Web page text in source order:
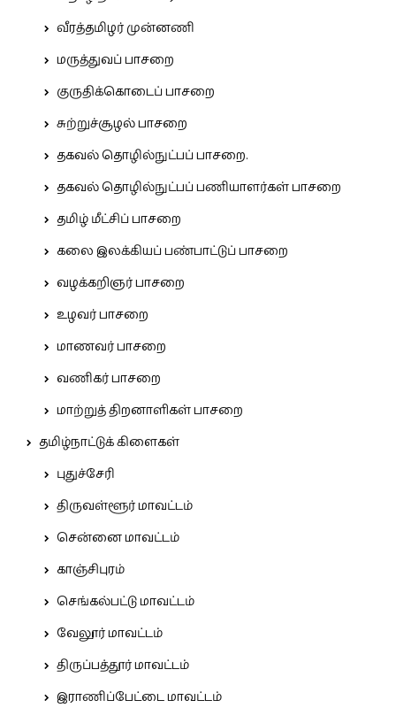
வீரத்தமிழர் முன்னணி
மருத்துவப் பாசறை
குருதிக்கொடைப் பாசறை
சுற்றுச்சூழல் பாசறை
தகவல் தொழில்நுட்பப் பாசறை.
தகவல் தொழில்நுட்பப் பணியாளர்கள் பாசறை
தமிழ் மீட்சிப் பாசறை
கலை இலக்கியப் பண்பாட்டுப் பாசறை
வழக்கறிஞர் பாசறை
உழவர் பாசறை
மாணவர் பாசறை
வணிகர் பாசறை
மாற்றுத் திறனாளிகள் பாசறை
தமிழ்நாட்டுக் கிளைகள்
புதுச்சேரி
திருவள்ளூர் மாவட்டம்
சென்னை மாவட்டம்
காஞ்சிபுரம்
செங்கல்பட்டு மாவட்டம்
வேலூர் மாவட்டம்
திருப்பத்தூர் மாவட்டம்
இராணிப்பேட்டை மாவட்டம்